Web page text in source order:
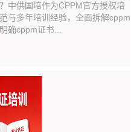
中供国培作为CPPM官方授权培
与多年培训经验，全面拆解cppm
确cppm证书...